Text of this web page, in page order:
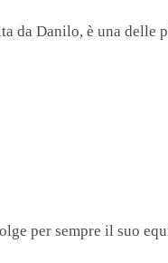
da Danilo, è una
per sempre il suo